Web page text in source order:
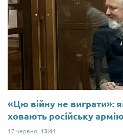
«Цю війну не виграти»:
ховають російську
17 червня, 13:41